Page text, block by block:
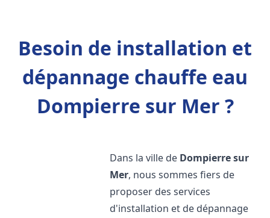
Besoin de installation et
dépannage chauffe eau
Dompierre sur Mer ?
Dans la ville de Dompierre sur
Mer, nous sommes fiers de
proposer des services
d'installation et de dépannage